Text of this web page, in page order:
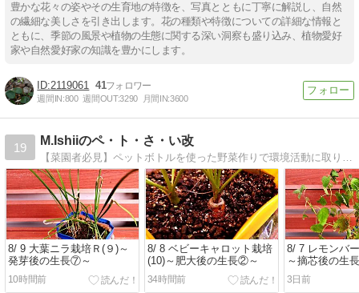
豊かな花々の姿やその生育地の特徴を、写真とともに丁寧に解説し、自然
の繊細な美しさを引き出します。花の種類や特徴についての詳細な情報と
ともに、季節の風景や植物の生態に関する深い洞察も盛り込み、植物愛好
家や自然愛好家の知識を豊かにします。
2119061 41
週間IN:800 週間OUT:3290 月間IN:3600
19
M.Ishiiのペ・ト・さ・い改
8/ 9 大葉ニラ栽培Ｒ(９)～
発芽後の生長⑦～
10時間前
8/ 8 ベビーキャロット栽培
(10)～肥大後の生長②～
34時間前
8/ 7 レモンバ
～摘芯後の生
3日前